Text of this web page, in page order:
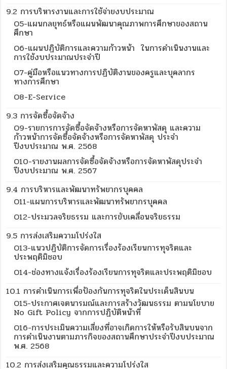
9.2 การบริหารงานและการใช้จ่ายงบประมาณ
O5-แผนกลยุทธ์หรือแผนพัฒนาคุณภาพการศึกษาของสถาน
ศึกษา
O6-แผนปฏิบัติการและความก้าวหน้า ในการดำเนินงานและ
การใช้งบประมาณประจำปี
O7-คู่มือหรือแนวทางการปฏิบัติงานของครูและบุคลากร
ทางการศึกษา
O8-E-Service
9.3 การจัดซื้อจัดจ้าง
O9-รายการการจัดซื้อจัดจ้างหรือการจัดหาพัสดุ และความ
ก้าวหน้าการจัดซื้อจัดจ้างหรือการจัดหาพัสดุ ประจำ
ปีงบประมาณ พ.ศ. 2568
O10-รายงานผลการจัดซื้อจัดจ้างหรือการจัดหาพัสดุประจำ
ปีงบประมาณ พ.ศ. 2567
9.4 การบริหารและพัฒนาทรัพยากรบุคคล
O11-แผนการบริหารและพัฒนาทรัพยากรบุคคล
O12-ประมวลจริยธรรม และการขับเคลื่อนจริยธรรม
9.5 การส่งเสริมความโปร่งใส
O13-แนวปฏิบัติการจัดการเรื่องร้องเรียนการทุจริตและ
ประพฤติมิชอบ
O14-ช่องทางแจ้งเรื่องร้องเรียนการทุจริตและประพฤติมิชอบ
10.1 การดำเนินการเพื่อป้องกันการทุจริตในประเด็นสินบน
O15-ประกาศเจตนารมณ์และการสร้างวัฒนธรรม ตามนโยบาย
No Gift Policy จากการปฏิบัติหน้าที่
O16-การประเมินความเสี่ยงที่อาจเกิดการให้หรือรับสินบนจาก
การดำเนินงานตามภารกิจของสถานศึกษาประจำปีงบประมาณ
พ.ศ. 2568
10.2 การส่งเสริมคุณธรรมและความโปร่งใส